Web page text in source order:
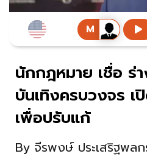
นักกฎหมาย เชื่อ ร่
บันเทิงครบวงจร เ
เพื่อปรับแก้
By จีรพงษ์ ประเสริฐพล